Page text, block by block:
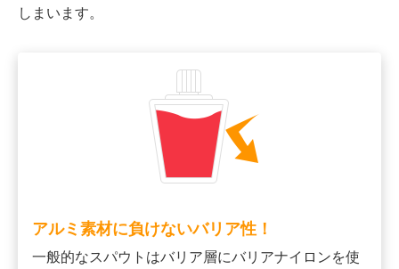
しまいます。
アルミ素材に負けないバリア性！
一般的なスパウトはバリア層にバリアナイロンを使